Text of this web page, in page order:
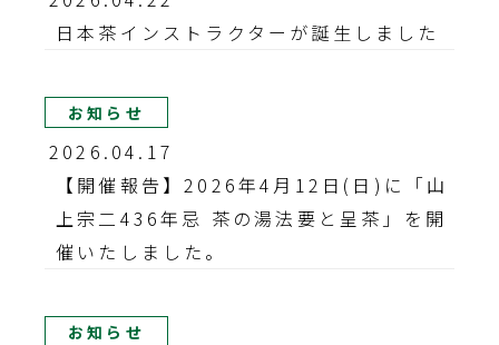
日本茶インストラクターが誕生しました
お知らせ
2026.04.17
【開催報告】2026年4月12日(日)に「山
上宗二436年忌 茶の湯法要と呈茶」を開
催いたしました。
お知らせ